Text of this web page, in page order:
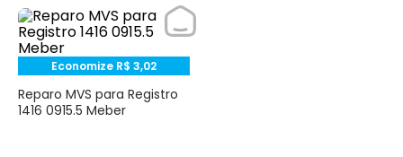
Economize R$ 3,02
Reparo MVS para Registro
1416 0915.5 Meber